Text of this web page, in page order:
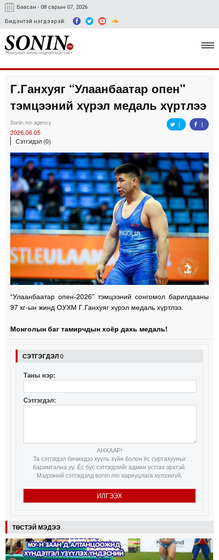
Баасан - 08 сарын 07, 2026
Бидэнтэй нэгдээрэй:
Улс төр, эдийн засаг
Гэмт хэрэг
Спорт
Easy news
Г.Ганхуяг “Улаанбаатар опен"
тэмцээний хүрэл медаль хүртлээ
Sonin.mn agency
2026.06.05
Сэтгэгдэл (0)
“Улаанбаатар опен-2026” тэмцээний сонгомол барилдааны
97 кг-ын жинд ОУХМ Г.Ганхуяг хүрэл медаль хүртлээ.
Монголын баг тамирчдын хоёр дахь медаль!
СЭТГЭГДЭЛ0
Таны нэр:
Сэтгэгдэл:
АНХААР!
Та сэтгэгдэл бичихдээ хууль зүйн болон ёс суртахууныг
баримтална уу. Ёс бус сэтгэгдлийг админ устгах эрхтэй.
Мэдээний сэтгэгдэлд sonin.mn хариуцлага хүлээхгүй.
ИЛГЭЭХ
ТӨСТЭЙ МЭДЭЭ